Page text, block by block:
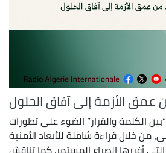
عمق الأزمة إلى آفاق الحلول
الكلمة والقرار” الضوء على تطورات
من خلال قراءة شاملة للأبعاد الأمنية